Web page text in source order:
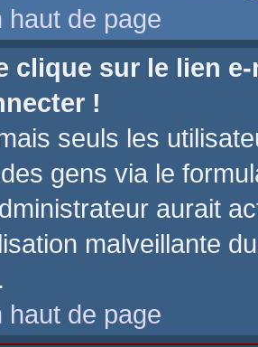
haut de page
clique sur le lien
!
seuls les
gens via le
aurait
malveillante
haut de page